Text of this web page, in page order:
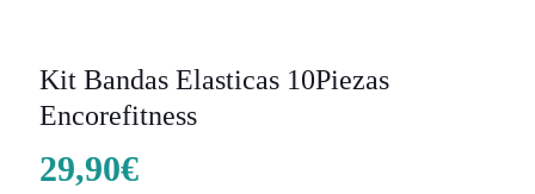
Kit Bandas Elasticas 10Piezas
Encorefitness
29,90€